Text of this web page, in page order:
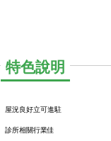
特色說明
屋況良好立可進駐
診所相關行業佳